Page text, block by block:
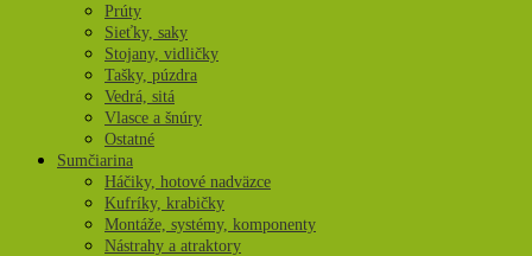
Prúty
Sieťky, saky
Stojany, vidličky
Tašky, púzdra
Vedrá, sitá
Vlasce a šnúry
Ostatné
Sumčiarina
Háčiky, hotové nadväzce
Kufríky, krabičky
Montáže, systémy, komponenty
Nástrahy a atraktory